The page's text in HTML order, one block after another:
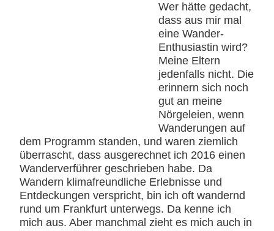
Wer hätte gedacht,
dass aus mir mal
eine Wander-
Enthusiastin wird?
Meine Eltern
jedenfalls nicht. Die
erinnern sich noch
gut an meine
Nörgeleien, wenn
Wanderungen auf
dem Programm standen, und waren ziemlich
überrascht, dass ausgerechnet ich 2016 einen
Wanderverführer geschrieben habe. Da
Wandern klimafreundliche Erlebnisse und
Entdeckungen verspricht, bin ich oft wandernd
rund um Frankfurt unterwegs. Da kenne ich
mich aus. Aber manchmal zieht es mich auch in